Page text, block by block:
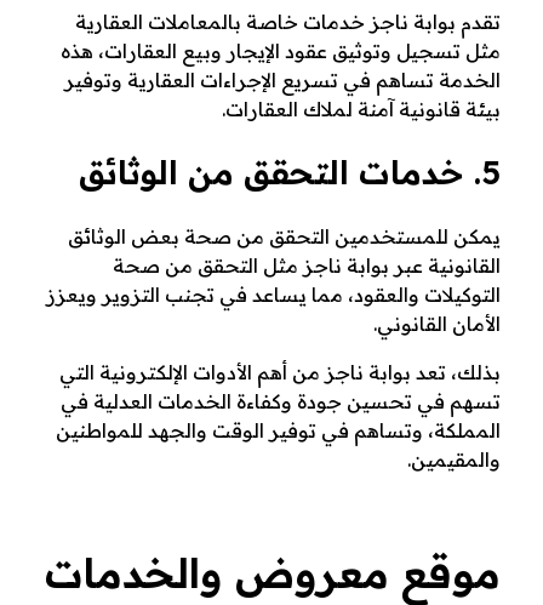
تقدم بوابة ناجز خدمات خاصة بالمعاملات العقارية
مثل تسجيل وتوثيق عقود الإيجار وبيع العقارات، هذه
الخدمة تساهم في تسريع الإجراءات العقارية وتوفير
بيئة قانونية آمنة لملاك العقارات.
5. خدمات التحقق من الوثائق
يمكن للمستخدمين التحقق من صحة بعض الوثائق
القانونية عبر بوابة ناجز مثل التحقق من صحة
التوكيلات والعقود، مما يساعد في تجنب التزوير ويعزز
الأمان القانوني.
بذلك، تعد بوابة ناجز من أهم الأدوات الإلكترونية التي
تسهم في تحسين جودة وكفاءة الخدمات العدلية في
المملكة، وتساهم في توفير الوقت والجهد للمواطنين
والمقيمين.
موقع معروض والخدمات